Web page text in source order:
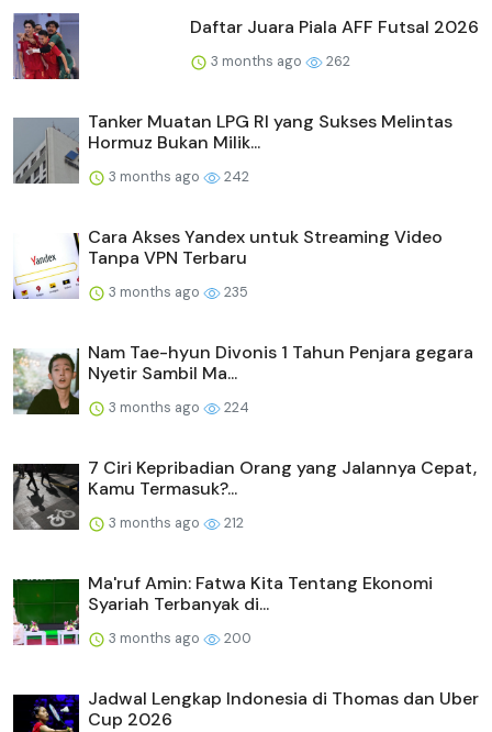
Daftar Juara Piala AFF Futsal 2026
3 months ago 262
Tanker Muatan LPG RI yang Sukses Melintas
Hormuz Bukan Milik...
3 months ago 242
Cara Akses Yandex untuk Streaming Video
Tanpa VPN Terbaru
3 months ago 235
Nam Tae-hyun Divonis 1 Tahun Penjara gegara
Nyetir Sambil Ma...
3 months ago 224
7 Ciri Kepribadian Orang yang Jalannya Cepat,
Kamu Termasuk?...
3 months ago 212
Ma'ruf Amin: Fatwa Kita Tentang Ekonomi
Syariah Terbanyak di...
3 months ago 200
Jadwal Lengkap Indonesia di Thomas dan Uber
Cup 2026